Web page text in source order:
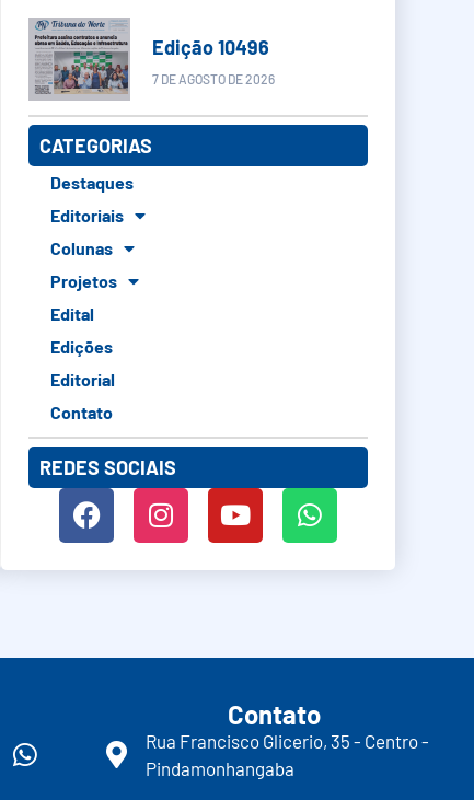
Edição 10496
7 DE AGOSTO DE 2026
CATEGORIAS
Destaques
Editoriais
Colunas
Projetos
Edital
Edições
Editorial
Contato
REDES SOCIAIS
Contato
Rua Francisco Glicerio, 35 - Centro -
Pindamonhangaba